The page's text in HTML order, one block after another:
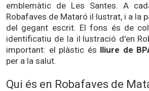
emblemàtic de Les Santes. A
Robafaves de Mataró il·lustrat, i a la
del gegant escrit. El fons és de
identificatiu de la il·lustració d'en
important: el plàstic és lliure de
per a la salut.
Qui és en Robafaves de